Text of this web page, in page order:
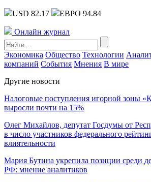
USD 82.17 ЕВРО 94.84
Онлайн журнал
Экономика Общество Технологии
компаний События Мнения В мире
Другие новости
Налоговые поступления игорной зоны
выросли почти на 15%
Олег Михайлов, депутат Госдумы от
в число участников федерального
влиятельности
Мария Бутина укрепила позиции среди
РФ: мнение аналитиков